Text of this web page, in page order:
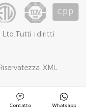
Ltd.Tutti i diritti
XML
Whatsapp
Contatto